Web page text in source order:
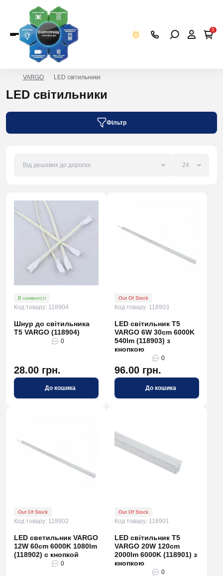
0
VARGO LED світильники
LED світильники
Фільтр
В наявності
Код товару: 118904
Шнур до світильника
Т5 VARGO (118904)
0
28.00 грн.
До кошика
Out Of Stock
Код товару: 118903
LED світильник Т5
VARGO 6W 30cm 6000K
540lm (118903) з
кнопкою
0
96.00 грн.
До кошика
Out Of Stock
Код товару: 118902
LED светильник VARGO
12W 60cm 6000K 1080lm
(118902) с кнопкой
0
Out Of Stock
Код товару: 118901
LED світильник Т5
VARGO 20W 120cm
2000lm 6000K (118901) з
кнопкою
0